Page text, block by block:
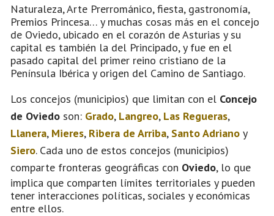
Naturaleza, Arte Prerrománico, fiesta, gastronomía,
Premios Princesa… y muchas cosas más en el concejo
de Oviedo, ubicado en el corazón de Asturias y su
capital es también la del Principado, y fue en el
pasado capital del primer reino cristiano de la
Península Ibérica y origen del Camino de Santiago.
Los concejos (municipios) que limitan con el Concejo
de Oviedo son: Grado, Langreo, Las Regueras,
Llanera, Mieres, Ribera de Arriba, Santo Adriano y
Siero. Cada uno de estos concejos (municipios)
comparte fronteras geográficas con Oviedo, lo que
implica que comparten límites territoriales y pueden
tener interacciones políticas, sociales y económicas
entre ellos.